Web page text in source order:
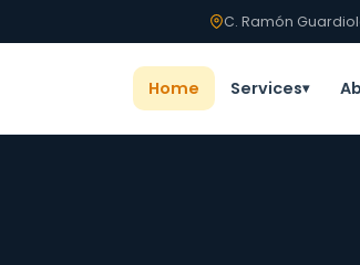
C. Ramón
Home Services▾